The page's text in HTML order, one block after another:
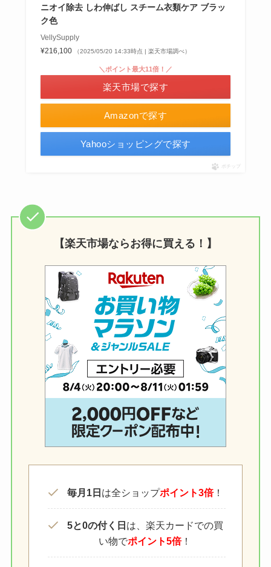
ニオイ除去 しわ伸ばし スチーム衣類ケア ブラッ
ク色
VellySupply
¥216,100
（2025/05/20 14:33時点 | 楽天市場調べ）
Amazonで探す
＼ポイント最大11倍！／
楽天市場で探す
Yahooショッピングで探す
ポチップ
【楽天市場ならお得に買える！】
毎月1日は全ショップポイント3倍！
5と0の付く日は、楽天カードでの買
い物でポイント5倍！